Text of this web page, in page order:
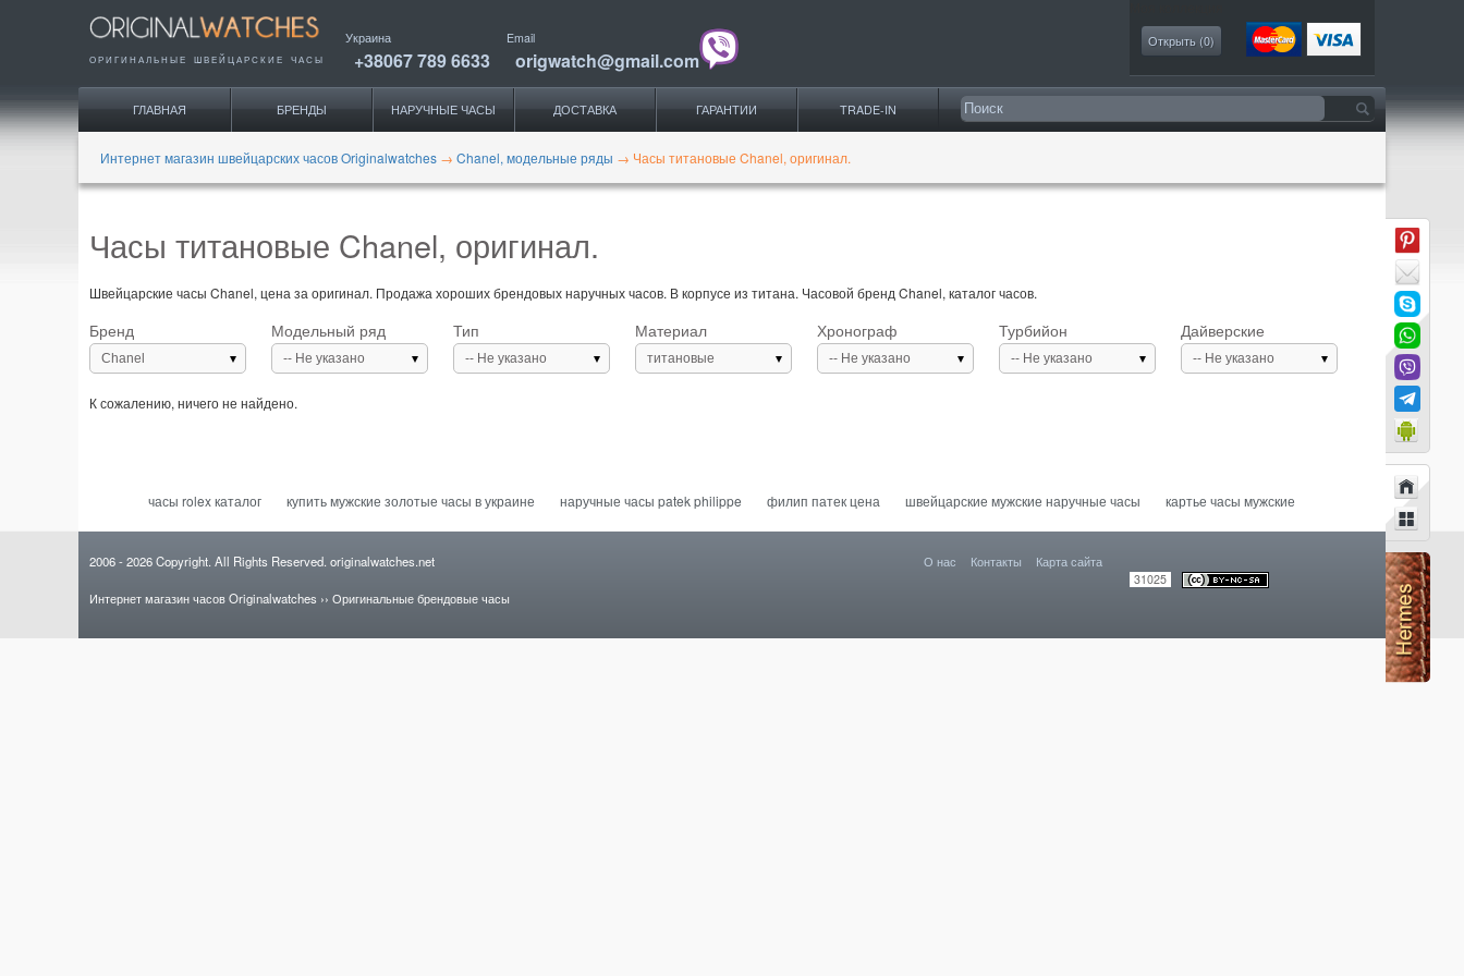
ОРИГИНАЛЬНЫЕ ШВЕЙЦАРСКИЕ ЧАСЫ
Украина
+38067 789 6633
Email
origwatch@gmail.com
Открыть (0)
ГЛАВНАЯ БРЕНДЫ НАРУЧНЫЕ ЧАСЫ ДОСТАВКА ГАРАНТИИ TRADE-IN
Интернет магазин швейцарских часов Originalwatches → Chanel, модельные ряды → Часы титановые Chanel, оригинал.
Часы титановые Chanel, оригинал.
Швейцарские часы Chanel, цена за оригинал. Продажа хороших брендовых наручных часов. В корпусе из титана. Часовой бренд Chanel, каталог часов.
Бренд
Chanel
Модельный ряд
-- Не указано
Тип
-- Не указано
Материал
титановые
Хронограф
-- Не указано
Турбийон
-- Не указано
Дайверские
-- Не указано
К сожалению, ничего не найдено.
часы rolex каталог купить мужские золотые часы в украине наручные часы patek philippe филип патек цена швейцарские мужские наручные часы картье часы мужские
2006- 2026Copyright. All Rights Reserved. originalwatches.net О нас Контакты Карта сайта
31025
Интернет магазин часов Originalwatches ›› Оригинальные брендовые часы